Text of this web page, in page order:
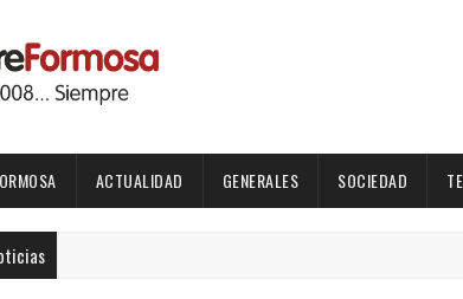
ACTUALIDAD GENERALES SOCIEDAD